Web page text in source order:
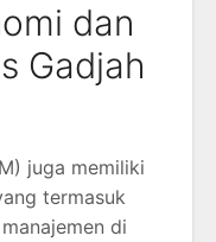
dan
Gadjah
juga memiliki
termasuk
di